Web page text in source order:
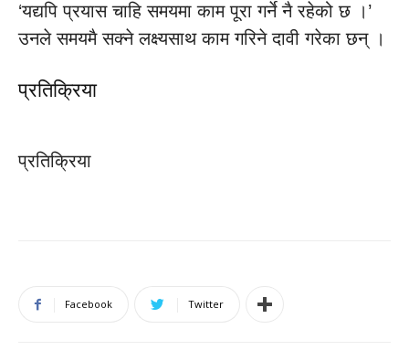
‘यद्यपि प्रयास चाहि समयमा काम पूरा गर्ने नै रहेको छ ।’
उनले समयमै सक्ने लक्ष्यसाथ काम गरिने दावी गरेका छन् ।
प्रतिक्रिया
प्रतिक्रिया
Facebook Twitter